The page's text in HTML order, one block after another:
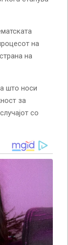
на
на
што носи
за
со